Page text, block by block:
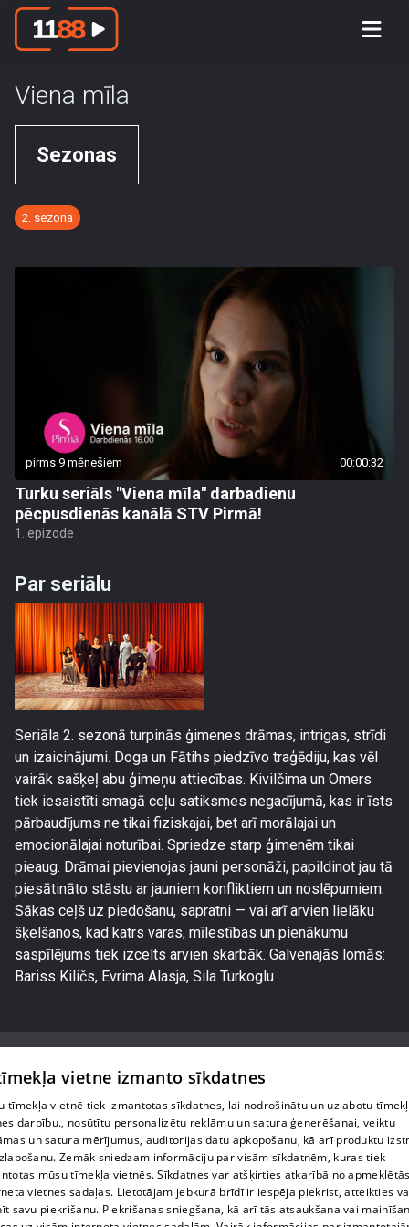
Viena mīla
Sezonas
2. sezona
pirms 9 mēnešiem 00:00:32
Turku seriāls "Viena mīla" darbadienu
pēcpusdienās kanālā STV Pirmā!
1. epizode
Par seriālu
Seriāla 2. sezonā turpinās ģimenes drāmas, intrigas, strīdi
un izaicinājumi. Doga un Fātihs piedzīvo traģēdiju, kas vēl
vairāk sašķeļ abu ģimeņu attiecības. Kivilčima un Omers
tiek iesaistīti smagā ceļu satiksmes negadījumā, kas ir īsts
pārbaudījums ne tikai fiziskajai, bet arī morālajai un
emocionālajai noturībai. Spriedze starp ģimenēm tikai
pieaug. Drāmai pievienojas jauni personāži, papildinot jau tā
piesātināto stāstu ar jauniem konfliktiem un noslēpumiem.
Sākas ceļš uz piedošanu, sapratni — vai arī arvien lielāku
šķelšanos, kad katrs varas, mīlestības un pienākumu
saspīlējums tiek izcelts arvien skarbāk. Galvenajās lomās:
Bariss Kiličs, Evrima Alasja, Sila Turkoglu
Par mums
Privātuma politika
Sīkdatnes
Lietošanas noteikumi
vietne izmanto sīkdatnes
tīmekļa vietnē tiek izmantotas sīkdatnes, lai nodrošinātu un uzlabotu
darbību., nosūtītu personalizētu reklāmu un satura ģenerēšanai, veiktu
un satura mērījumus, auditorijas datu apkopošanu, kā arī produktu
Zemāk sniedzam informāciju par visām sīkdatnēm, kuras tiek
mūsu tīmekļa vietnēs. Sīkdatnes var atšķirties atkarībā no
vietnes sadaļas. Lietotājam jebkurā brīdī ir iespēja piekrist, atteikties
savu piekrišanu. Piekrišanas sniegšana, kā arī tās atsaukšana vai